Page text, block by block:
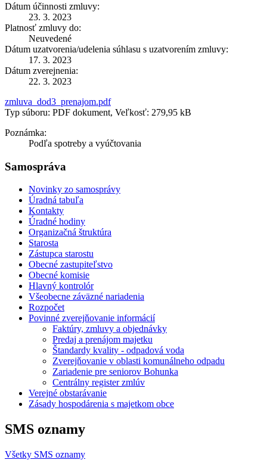
Dátum účinnosti zmluvy:
23. 3. 2023
Platnosť zmluvy do:
Neuvedené
Dátum uzatvorenia/udelenia súhlasu s uzatvorením zmluvy:
17. 3. 2023
Dátum zverejnenia:
22. 3. 2023
zmluva_dod3_prenajom.pdf
Typ súboru: PDF dokument, Veľkosť: 279,95 kB
Poznámka:
Podľa spotreby a vyúčtovania
Samospráva
Novinky zo samosprávy
Úradná tabuľa
Kontakty
Úradné hodiny
Organizačná štruktúra
Starosta
Zástupca starostu
Obecné zastupiteľstvo
Obecné komisie
Hlavný kontrolór
Všeobecne záväzné nariadenia
Rozpočet
Povinné zverejňovanie informácií
Faktúry, zmluvy a objednávky
Predaj a prenájom majetku
Štandardy kvality - odpadová voda
Zverejňovanie v oblasti komunálneho odpadu
Zariadenie pre seniorov Bohunka
Centrálny register zmlúv
Verejné obstarávanie
Zásady hospodárenia s majetkom obce
SMS oznamy
Všetky SMS oznamy